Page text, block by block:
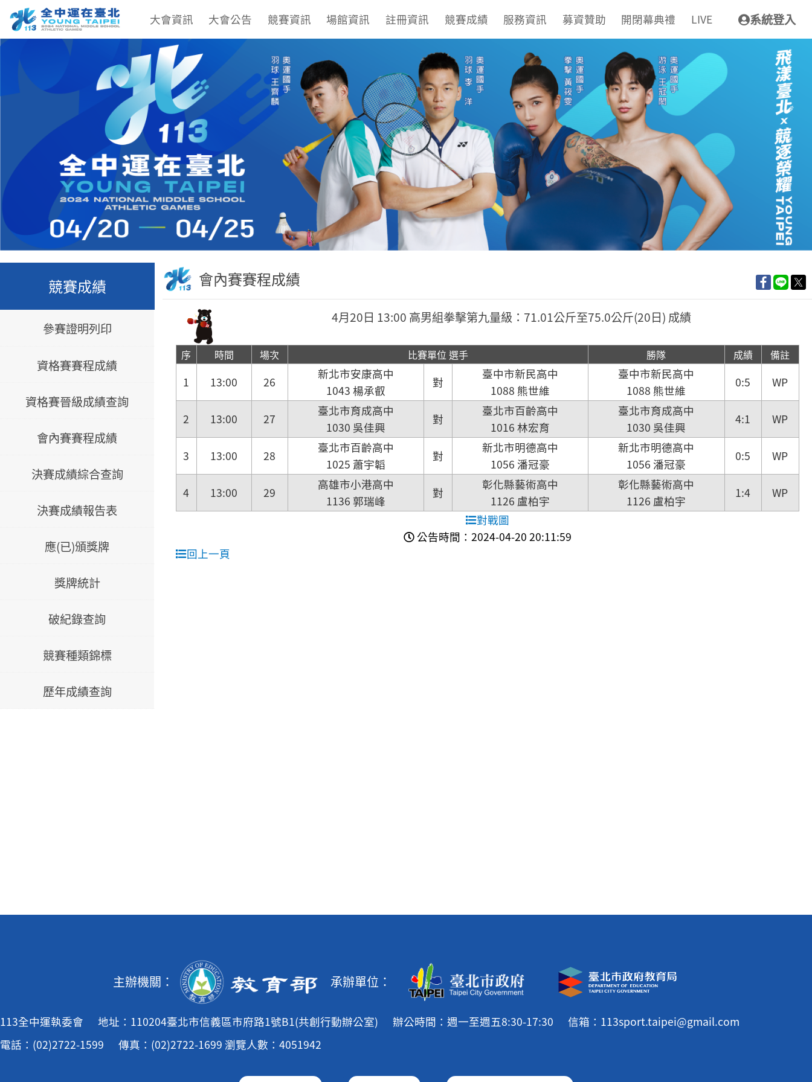
大會資訊 大會公告 競賽資訊 場館資訊 註冊資訊 競賽成績 服務資訊 募資贊助 開閉幕典禮 LIVE 系統登入
競賽成績
參賽證明列印
資格賽賽程成績
資格賽晉級成績查詢
會內賽賽程成績
決賽成績綜合查詢
決賽成績報告表
應(已)頒獎牌
獎牌統計
破紀錄查詢
競賽種類錦標
歷年成績查詢
會內賽賽程成績
4月20日 13:00 高男組拳擊第九量級：71.01公斤至75.0公斤(20日) 成績
序 時間 場次 比賽單位 選手 勝隊 成績 備註
1 13:00 26
新北市安康高中
1043 楊承叡
對
臺中市新民高中
1088 熊世維
臺中市新民高中
1088 熊世維
0:5 WP
2 13:00 27
臺北市育成高中
1030 吳佳興
對
臺北市百齡高中
1016 林宏育
臺北市育成高中
1030 吳佳興
4:1 WP
3 13:00 28
臺北市百齡高中
1025 蕭宇韜
對
新北市明德高中
1056 潘冠豪
新北市明德高中
1056 潘冠豪
0:5 WP
4 13:00 29
高雄市小港高中
1136 郭瑞峰
對
彰化縣藝術高中
1126 盧柏宇
彰化縣藝術高中
1126 盧柏宇
1:4
WP
對戰圖
公告時間：2024-04-20 20:11:59
回上一頁
主辦機關： 承辦單位：
113全中運執委會 地址：110204臺北市信義區市府路1號B1(共創行動辦公室) 辦公時間：週一至週五8:30-17:30
信箱：113sport.taipei@gmail.com
電話：(02)2722-1599
傳真：(02)2722-1699 瀏覽人數：4051942